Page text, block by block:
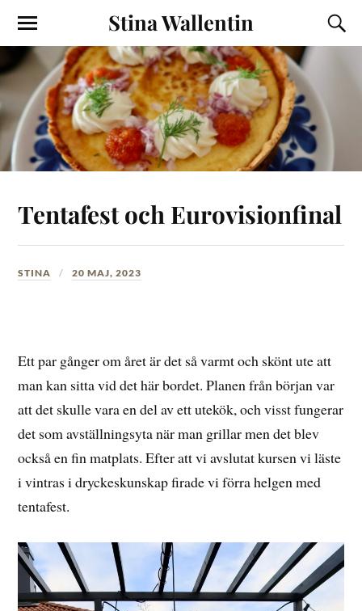
Stina Wallentin
Tentafest och Eurovisionfinal
STINA 20 MAJ, 2023
Ett par gånger om året är det så varmt och skönt ute att
man kan sitta vid det här bordet. Planen från början var
att det skulle vara en del av ett utekök, och visst fungerar
det som avställningsyta när man grillar men det blev
också en fin matplats. Efter att vi avslutat kursen vi läste
i vintras i dryckeskunskap firade vi förra helgen med
tentafest.